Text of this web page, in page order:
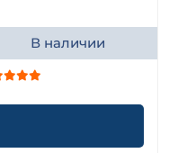
В наличии